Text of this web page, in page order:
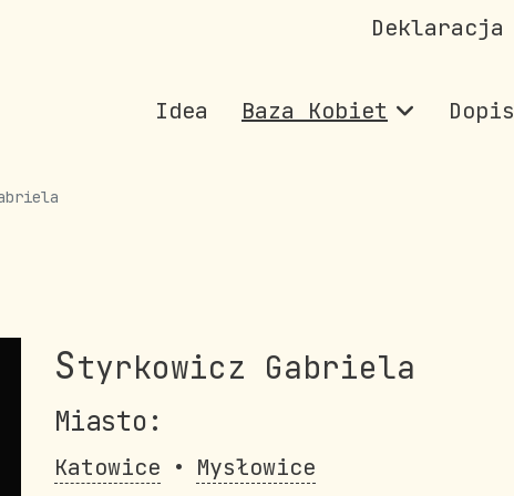
Idea Baza Kobiet
Styrkowicz Gabriela
Miasto:
Katowice Mysłowice